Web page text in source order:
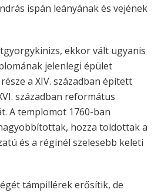
ispán leányának és vejének
ekkor vált ugyanis
jelenlegi épület
a XIV. században épített
században református
A templomot 1760-ban
hozza toldottak a
és a réginél szelesebb keleti
támpillérek erősítik, de